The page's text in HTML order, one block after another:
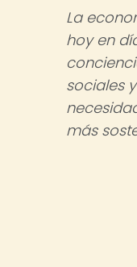
La
hoy en
sociales
más